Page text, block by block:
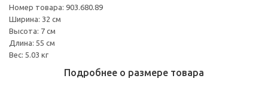
Номер товара: 903.680.89
Ширина: 32 см
Высота: 7 см
Длина: 55 см
Вес: 5.03 кг
Подробнее о размере товара